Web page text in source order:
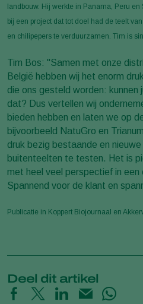
landbouw. Hij werkte in Panama, Peru
bij een project dat tot doel had de teelt
en chilipepers te verduurzamen. Tim is
Tim Bos: "Samen met onze
België hebben wij het enorm
die ons gesteld worden: kunnen
dat? Dus vertellen wij
bieden hebben en laten we op
bijvoorbeeld NatuGro en
druk bezig bestaande en
buitenteelten te testen. Het is
met heel veel perspectief in een
Spannend voor de klant en
Publicatie in Koppert Biojournaal en
Deel dit artikel